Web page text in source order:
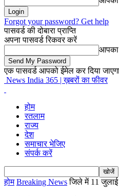
Forgot your password? Get help
पासवर्ड की दोबारा प्राप्ति
अपना पासवर्ड रिकवर करें
एक पासवर्ड आपको ईमेल कर दिया
News India 365 | ख़बरों का फीवर
होम
रतलाम
राज्य
देश
समाचार भेजिए
संपर्क करें
होम Breaking News जिले में 11 जुलाई